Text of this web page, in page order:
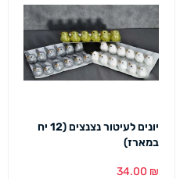
יונים לעיטור נצנצים (12 יח
במארז)
34.00 ₪